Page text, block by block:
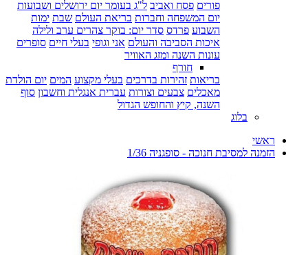
פורים פסח ואביב ל"ג בעומר יום ירושלים ושבועות
יום המשפחה וחברות בריאת העולם שבת ימות
השבוע פרדס סדר יום: בוקר צהרים ערב ולילה
איכות הסביבה והעולם אני וגופי בעלי חיים סופרים
עונות השנה ומזג האוויר
חורף
בריאות זהירות בדרכים בעלי מקצוע המים יום הולדת
מאכלים צבעים וצורות עברית אנגלית וחשבון סוף
השנה, קיץ והחופש הגדול
בלוג
ראשי
הזמנה למסיבת חנוכה - סופגניה 1/36